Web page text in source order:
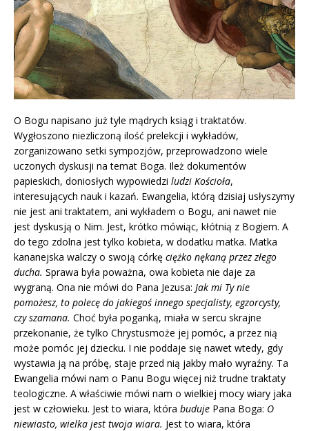
O Bogu napisano już tyle mądrych ksiąg i traktatów.
Wygłoszono niezliczoną ilość prelekcji i wykładów,
zorganizowano setki sympozjów, przeprowadzono wiele
uczonych dyskusji na temat Boga. Ileż dokumentów
papieskich, doniosłych wypowiedzi ludzi Kościoła,
interesujących nauk i kazań. Ewangelia, którą dzisiaj usłyszymy
nie jest ani traktatem, ani wykładem o Bogu, ani nawet nie
jest dyskusją o Nim. Jest, krótko mówiąc, kłótnią z Bogiem. A
do tego zdolna jest tylko kobieta, w dodatku matka. Matka
kananejska walczy o swoją córkę ciężko nękaną przez złego
ducha. Sprawa była poważna, owa kobieta nie daje za
wygraną. Ona nie mówi do Pana Jezusa: Jak mi Ty nie
pomożesz, to polecę do jakiegoś innego specjalisty, egzorcysty,
czy szamana. Choć była poganką, miała w sercu skrajne
przekonanie, że tylko Chrystusmoże jej pomóc, a przez nią
może pomóc jej dziecku. I nie poddaje się nawet wtedy, gdy
wystawia ją na próbę, staje przed nią jakby mało wyraźny. Ta
Ewangelia mówi nam o Panu Bogu więcej niż trudne traktaty
teologiczne. A właściwie mówi nam o wielkiej mocy wiary jaka
jest w człowieku. Jest to wiara, która buduje Pana Boga: O
niewiasto, wielka jest twoja wiara. Jest to wiara, która